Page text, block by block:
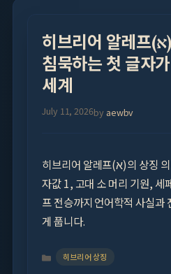
히브리어 알레프(א)의 상징 의미:
침묵하는 첫 글자
세계
July 11, 2026by aewbv
히브리어 알레프(א)의 상징 의미를 첫 글자, 침묵, 숫
자값 1, 고대 소 머리 기원, 세
프 전승까지 언어학적 사실과
게 풉니다.
Categories히브리어 상징